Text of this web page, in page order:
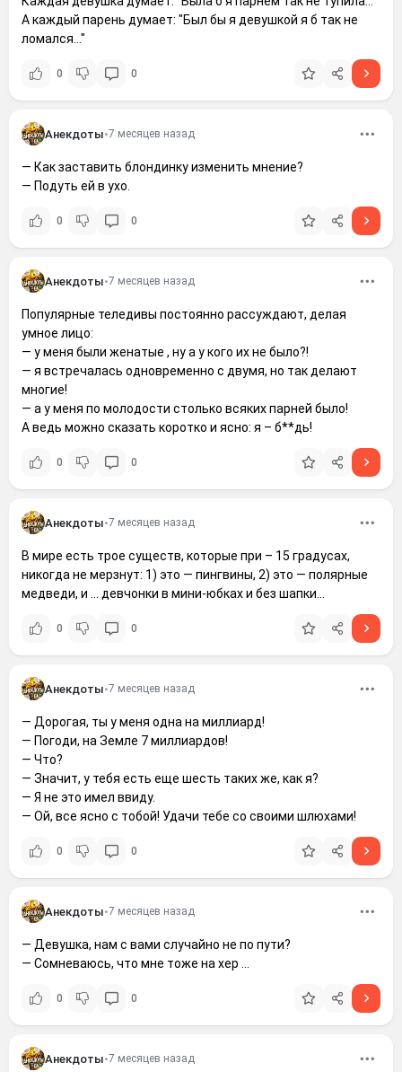
А каждый парень думает: "Был бы я девушкой я б так не
ломался..."
0 0
Анекдоты•7 месяцев назад
— Как заставить блондинку изменить мнение?
— Подуть ей в ухо.
0 0
Анекдоты•7 месяцев назад
Популярные теледивы постоянно рассуждают, делая
умное лицо:
— у меня были женатые , ну а у кого их не было?!
— я встречалась одновременно с двумя, но так делают
многие!
— а у меня по молодости столько всяких парней было!
А ведь можно сказать коротко и ясно: я – б**дь!
0 0
Анекдоты•7 месяцев назад
В мире есть трое существ, которые при – 15 градусах,
никогда не мерзнут: 1) это — пингвины, 2) это — полярные
медведи, и … девчонки в мини-юбках и без шапки…
0 0
Анекдоты•7 месяцев назад
— Дорогая, ты у меня одна на миллиард!
— Погоди, на Земле 7 миллиардов!
— Что?
— Значит, у тебя есть еще шесть таких же, как я?
— Я не это имел ввиду.
— Ой, все ясно с тобой! Удачи тебе со своими шлюхами!
0 0
Анекдоты•7 месяцев назад
— Девушка, нам с вами случайно не по пути?
— Сомневаюсь, что мне тоже на хер …
0 0
Анекдоты•7 месяцев назад